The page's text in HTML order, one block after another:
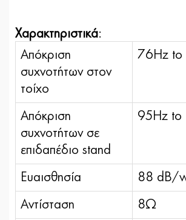
Χαρακτηριστικά:
Απόκριση
συχνοτήτων στον
τοίχο
76Hz to
Απόκριση
συχνοτήτων σε
επιδαπέδιο stand
95Hz to
Ευαισθησία 88 dB/
Αντίσταση 8Ω